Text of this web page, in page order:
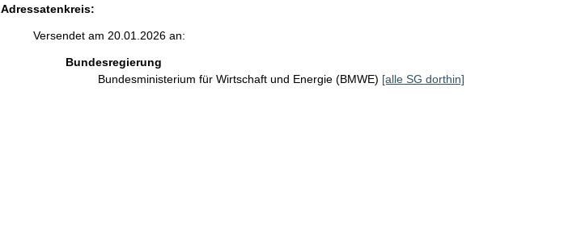
Adressatenkreis:
Versendet am 20.01.2026 an:
Bundesregierung
Bundesministerium für Wirtschaft und Energie (BMWE) [alle SG dorthin]